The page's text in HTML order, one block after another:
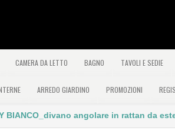
CAMERA DA LETTO BAGNO TAVOLI E SEDIE
ARREDO GIARDINO PROMOZIONI
BIANCO_divano angolare in rattan da